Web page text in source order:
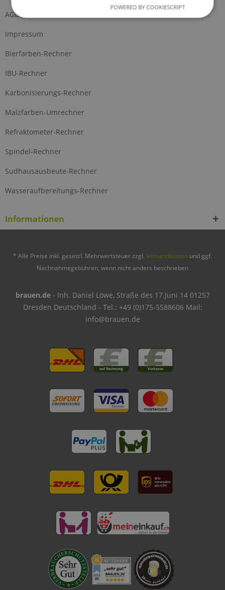
AGB
Impressum
Bierfarben-Rechner
IBU-Rechner
Karbonisierungs-Rechner
Malzfarben-Umrechner
Refraktometer-Rechner
Spindel-Rechner
Sudhausausbeute-Rechner
Wasseraufbereitungs-Rechner
Informationen
* Alle Preise inkl. gesetzl. Mehrwertsteuer zzgl. Versandkosten und ggf.
Nachnahmegebühren, wenn nicht anders beschrieben
brauen.de- Inh. Daniel Löwe, Straße des 17.Juni 14 01257
Dresden Deutschland - Tel.: +49 (0)175-5588606 Mail:
info@brauen.de
POWERED BY COOKIESCRIPT